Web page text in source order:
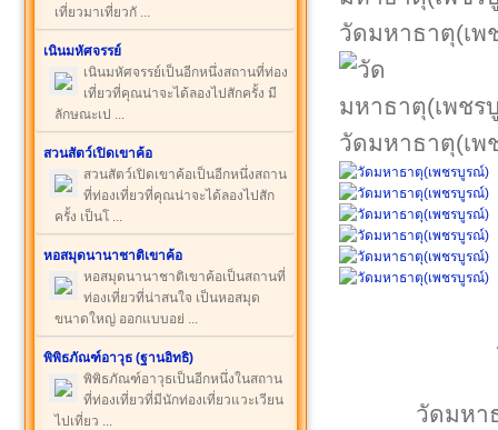
เที่ยวมาเที่ยวกั ...
เนินมหัศจรรย์
เนินมหัศจรรย์เป็นอีกหนึ่งสถานที่ท่อง
เที่ยวที่คุณน่าจะได้ลองไปสักครั้ง มี
ลักษณะเป ...
สวนสัตว์เปิดเขาค้อ
สวนสัตว์เปิดเขาค้อเป็นอีกหนึ่งสถาน
ที่ท่องเที่ยวที่คุณน่าจะได้ลองไปสัก
ครั้ง เป็นโ ...
หอสมุดนานาชาติเขาค้อ
หอสมุดนานาชาติเขาค้อเป็นสถานที่
ท่องเที่ยวที่น่าสนใจ เป็นหอสมุด
ขนาดใหญ่ ออกแบบอย่ ...
พิพิธภัณฑ์อาวุธ (ฐานอิทธิ)
พิพิธภัณฑ์อาวุธเป็นอีกหนึ่งในสถาน
ที่ท่องเที่ยวที่มีนักท่องเที่ยวแวะเวียน
ไปเที่ยว ...
วัดมหาธาตุ(เพ
วัดมหาธาตุ(เพ
วัดมหา